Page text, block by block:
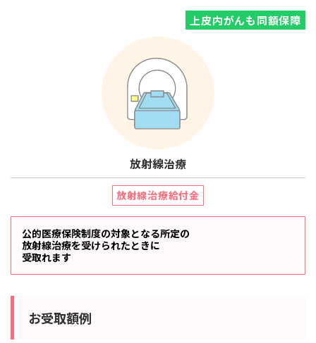
上皮内がんも同額保障
放射線治療
放射線治療給付金
公的医療保険制度の対象となる所定の
放射線治療を受けられたときに
受取れます
お受取額例